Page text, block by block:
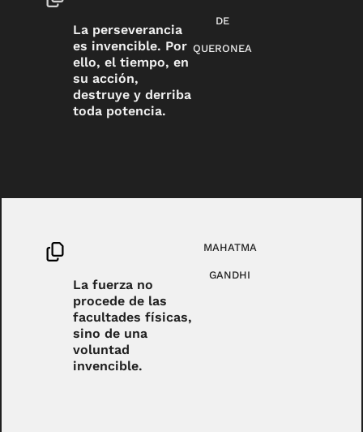
La perseverancia
es invencible. Por
ello, el tiempo, en
su acción,
destruye y derriba
toda potencia.
DE
QUERONEA
La fuerza no
procede de las
facultades físicas,
sino de una
voluntad
invencible.
MAHATMA
GANDHI